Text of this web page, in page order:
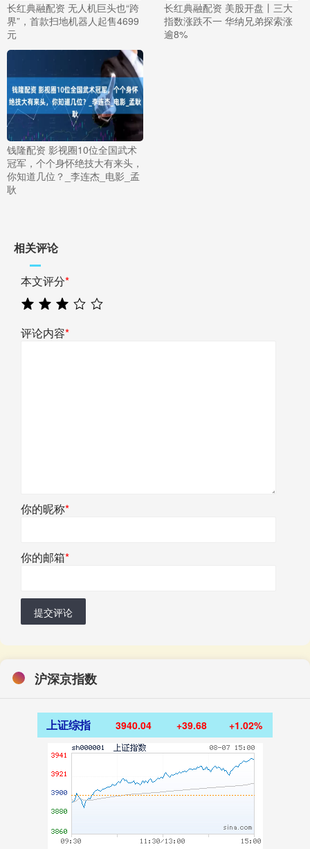
长红典融配资 无人机巨头也“跨
界”，首款扫地机器人起售4699
元
长红典融配资 美股开盘丨三大
指数涨跌不一 华纳兄弟探索涨
逾8%
钱隆配资 影视圈10位全国武术
冠军，个个身怀绝技大有来头，
你知道几位？_李连杰_电影_孟
耿
相关评论
本文评分*
评论内容*
你的昵称*
你的邮箱*
提交评论
沪深京指数
上证综指 3940.04 +39.68 +1.02%